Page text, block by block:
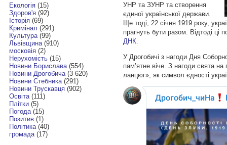
Екологія(15)
Здоров'я(92)
Історія(69)
Кримінал (291)
Культура(99)
Львівщина(910)
московія(2)
Нерухомість(15)
Новини Борислава(554)
Новини Дрогобича(3 620)
Новини Стебника(291)
Новини Трускавця(902)
Освіта(111)
Плітки(5)
Погода(15)
Позитив(1)
Політика(40)
громада(17)
УНР та ЗУНР та створення
єдиної української держави.
Ще тоді, 22 січня 1919 року,
прагнуть бути разом. Відтоді ці
ДНК
У Дрогобичі з нагоди Дня
памʼятне віче. З нагоди свята
ланцюг», як символ єдності